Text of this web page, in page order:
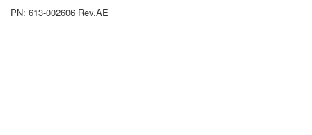
PN: 613-002606 Rev.AE